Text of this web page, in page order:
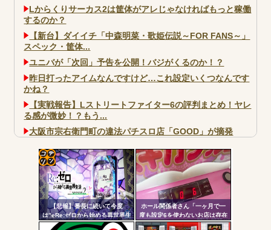
Lからくりサーカス2は筐体がアレじゃなければもっと稼働
するのか？
【新台】ダイイチ「中森明菜・歌姫伝説～FOR FANS～」
スペック・筐体...
ユニバが「次回」予告を公開！バジがくるのか！？
昨日打ったアイムなんですけど…これ設定いくつなんです
かね？
【実戦報告】Lストリートファイター6の評判まとめ！ヤレ
る感が微妙！？もう...
大阪市宗右衛門町の違法パチスロ店「GOOD」が摘発
パチンコで人気のないキャラを青色担当にするのやめろや
ワイ、パチンコ屋店員の目の前で会員カードを握り潰し
「今までありがとう」と...
無職のパチンコカス(22)なんやが、ワイの人生どれくらい
ヤバいか教えて？...
AngelBeats!とかいうクソアニメの思い出ｗｗｗ
【悲報】番長に続いて今度
は”eRe:ゼロから始める異世界生
活2”で不正基板が発見された模
ホール関係者さん「一ヶ月で一
度も設定6を使わないお店は存在
しないと思っています。6使った
コテ
リン
- 固
定リ